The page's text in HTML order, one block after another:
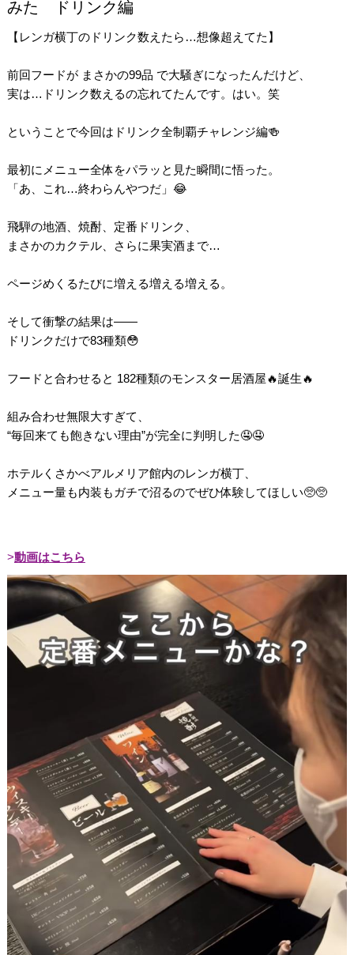
みた ドリンク編
【レンガ横丁のドリンク数えたら…想像超えてた】
前回フードが まさかの99品 で大騒ぎになったんだけど、
実は…ドリンク数えるの忘れてたんです。はい。笑
ということで今回はドリンク全制覇チャレンジ編🍻
最初にメニュー全体をパラッと見た瞬間に悟った。
「あ、これ…終わらんやつだ」😂
飛騨の地酒、焼酎、定番ドリンク、
まさかのカクテル、さらに果実酒まで…
ページめくるたびに増える増える増える。
そして衝撃の結果は――
ドリンクだけで83種類😳
フードと合わせると 182種類のモンスター居酒屋🔥誕生🔥
組み合わせ無限大すぎて、
“毎回来ても飽きない理由”が完全に判明した🤤🤤
ホテルくさかべアルメリア館内のレンガ横丁、
メニュー量も内装もガチで沼るのでぜひ体験してほしい🥺🥺
動画はこちら